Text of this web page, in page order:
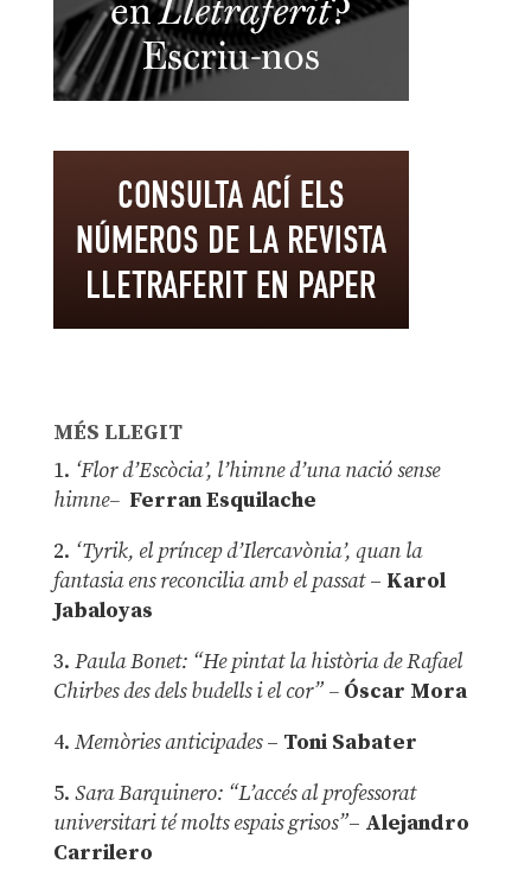
MÉS LLEGIT
1. ‘Flor d’Escòcia’, l’himne d’una nació sense
himne– Ferran Esquilache
2. ‘Tyrik, el príncep d’Ilercavònia’, quan la
fantasia ens reconcilia amb el passat– Karol
Jabaloyas
3. Paula Bonet: “He pintat la història de Rafael
Chirbes des dels budells i el cor” –Óscar Mora
4. Memòries anticipades– Toni Sabater
5. Sara Barquinero: “L’accés al professorat
universitari té molts espais grisos”– Alejandro
Carrilero